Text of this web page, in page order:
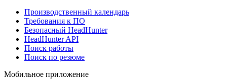
Производственный календарь
Требования к ПО
Безопасный HeadHunter
HeadHunter API
Поиск работы
Поиск по резюме
Мобильное приложение